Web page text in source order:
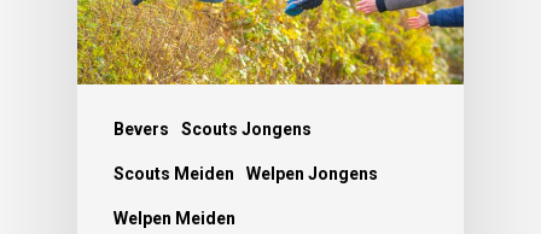
Bevers Scouts Jongens
Scouts Meiden Welpen Jongens
Welpen Meiden